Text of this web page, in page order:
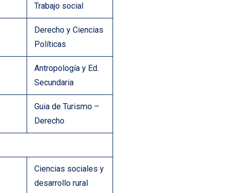
Trabajo social
Derecho y Ciencias
Políticas
Antropología y Ed.
Secundaria
Guia de Turismo –
Derecho
Ciencias sociales y
desarrollo rural